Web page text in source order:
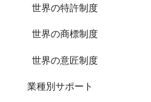
世界の特許制度
世界の商標制度
世界の意匠制度
業種別サポート